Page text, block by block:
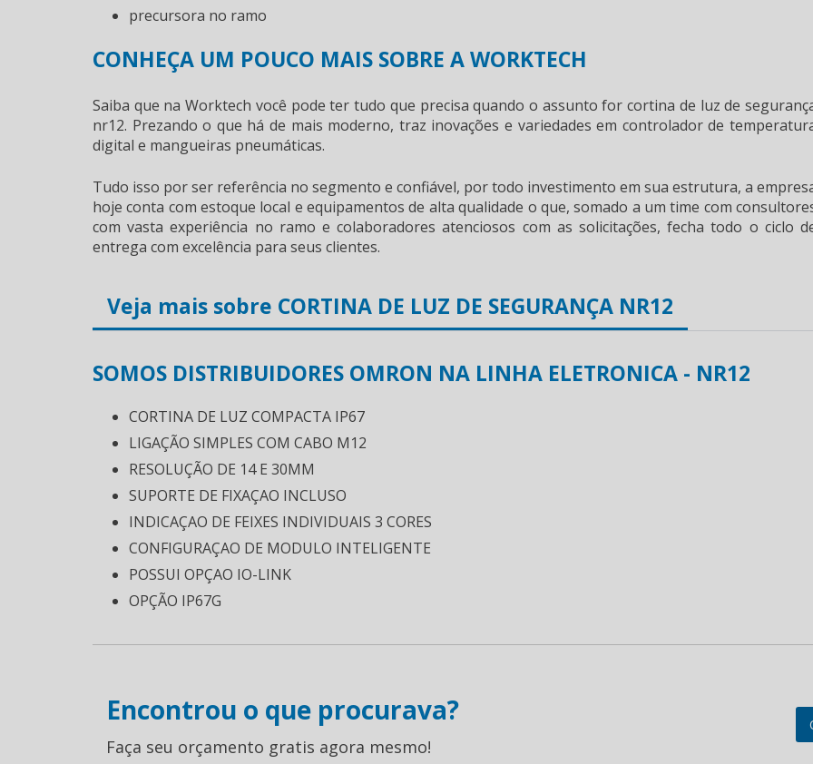
precursora no ramo
CONHEÇA UM POUCO MAIS SOBRE A WORKTECH
Saiba que na Worktech você pode ter tudo que precisa quando o assunto forcortina de luz de
nr12. Prezando o que há de mais moderno, traz inovações e variedades em controlador de
digital e mangueiras pneumáticas.
Tudo isso por ser referência no segmento e confiável, por todo investimento em sua estrutura, a
hoje conta com estoque local e equipamentos de alta qualidade o que, somado a um time com
com vasta experiência no ramo e colaboradores atenciosos com as solicitações, fecha todo o ciclo
entrega com excelência para seus clientes.
Veja mais sobre CORTINA DE LUZ DE SEGURANÇA NR12
SOMOS DISTRIBUIDORES OMRON NA LINHA ELETRONICA - NR12
CORTINA DE LUZ COMPACTA IP67
LIGAÇÃO SIMPLES COM CABO M12
RESOLUÇÃO DE 14 E 30MM
SUPORTE DE FIXAÇAO INCLUSO
INDICAÇAO DE FEIXES INDIVIDUAIS 3 CORES
CONFIGURAÇAO DE MODULO INTELIGENTE
POSSUI OPÇAO IO-LINK
OPÇÃO IP67G
Encontrou o que procurava?
Faça seu orçamento gratis agora mesmo!